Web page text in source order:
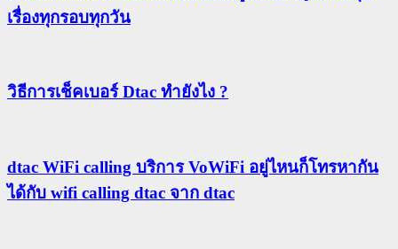
เรื่องทุกรอบทุกวัน
วิธีการเช็คเบอร์ Dtac ทำยังไง ?
dtac WiFi calling บริการ VoWiFi อยู่ไหนก็โทรหากัน
ได้กับ wifi calling dtac จาก dtac